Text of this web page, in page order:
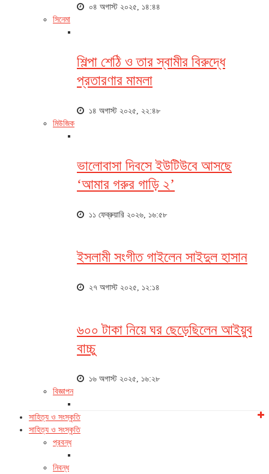
০৪ অগাস্ট ২০২৫, ১৪:৪৪
সিনেমা
শিল্পা শেঠি ও তার স্বামীর বিরুদ্ধে
প্রতারণার মামলা
১৪ অগাস্ট ২০২৫, ২২:৪৮
মিউজিক
ভালোবাসা দিবসে ইউটিউবে আসছে
‘আমার গরুর গাড়ি ২’
১১ ফেব্রুয়ারি ২০২৬, ১৬:৫৮
ইসলামী সংগীত গাইলেন সাইদুল হাসান
২৭ অগাস্ট ২০২৫, ১২:১৪
৬০০ টাকা নিয়ে ঘর ছেড়েছিলেন আইয়ুব
বাচ্চু
১৬ অগাস্ট ২০২৫, ১৬:২৮
বিজ্ঞাপন
সাহিত্য ও সংস্কৃতি
সাহিত্য ও সংস্কৃতি
প্রবন্ধ
নিবন্ধ